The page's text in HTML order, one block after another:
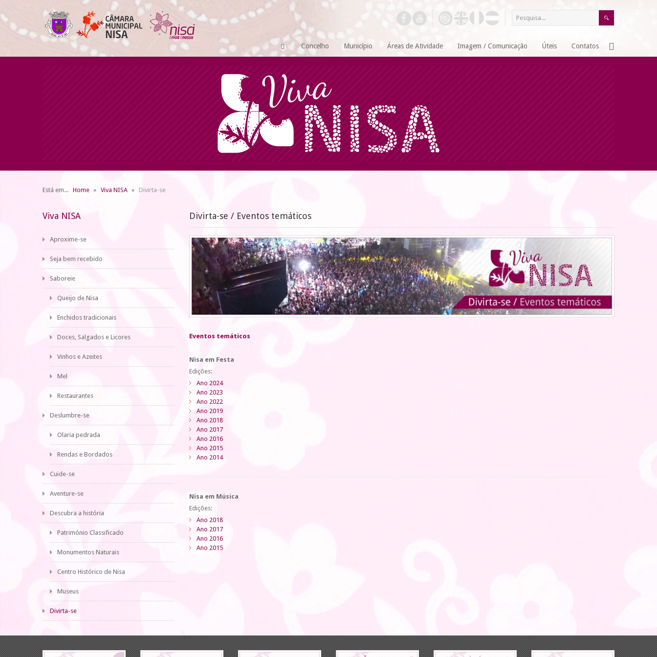
Concelho Município Áreas de Atividade Imagem / Comunicação Úteis Contatos
Está em... Home Viva NISA Divirta-se
Divirta-se / Eventos temáticos
Eventos temáticos
Nisa em Festa
Edições:
Ano 2024
Ano 2023
Ano 2022
Ano 2019
Ano 2018
Ano 2017
Ano 2016
Ano 2015
Ano 2014
Nisa em Música
Edições:
Ano 2018
Ano 2017
Ano 2016
Ano 2015
Viva NISA
Aproxime-se
Seja bem recebido
Saboreie
Queijo de Nisa
Enchidos tradicionais
Doces, Salgados e Licores
Vinhos e Azeites
Mel
Restaurantes
Deslumbre-se
Olaria pedrada
Rendas e Bordados
Cuide-se
Aventure-se
Descubra a história
Património Classificado
Monumentos Naturais
Centro Histórico de Nisa
Museus
Divirta-se